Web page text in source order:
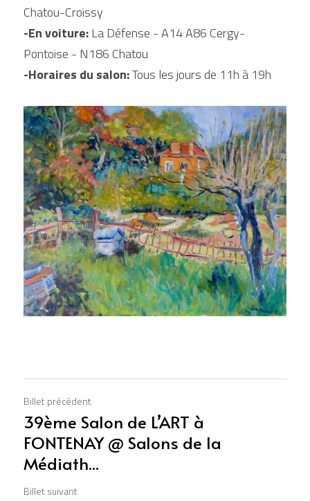
BOUTIQUE
Chatou-Croissy
-En voiture: La Défense - A14 A86 Cergy-
Pontoise - N186 Chatou
-Horaires du salon: Tous les jours de 11h à 19h
Billet précédent
39ème Salon de L’ART à
FONTENAY @ Salons de la
Médiath...
Billet suivant